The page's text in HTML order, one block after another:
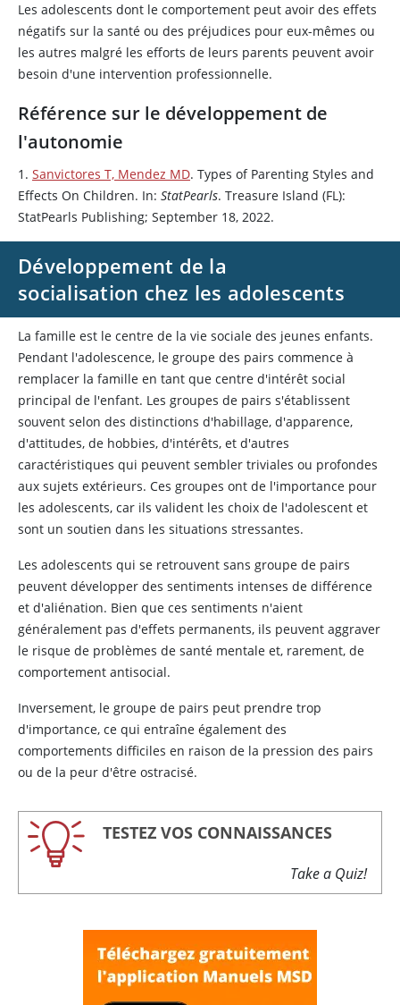
Les adolescents dont le comportement peut avoir des effets
négatifs sur la santé ou des préjudices pour eux-mêmes ou
les autres malgré les efforts de leurs parents peuvent avoir
besoin d'une intervention professionnelle.
Référence sur le développement de
l'autonomie
1. Sanvictores T, Mendez MD. Types of Parenting Styles and
Effects On Children. In: StatPearls. Treasure Island (FL):
StatPearls Publishing; September 18, 2022.
Développement de la
socialisation chez les adolescents
La famille est le centre de la vie sociale des jeunes enfants.
Pendant l'adolescence, le groupe des pairs commence à
remplacer la famille en tant que centre d'intérêt social
principal de l'enfant. Les groupes de pairs s'établissent
souvent selon des distinctions d'habillage, d'apparence,
d'attitudes, de hobbies, d'intérêts, et d'autres
caractéristiques qui peuvent sembler triviales ou profondes
aux sujets extérieurs. Ces groupes ont de l'importance pour
les adolescents, car ils valident les choix de l'adolescent et
sont un soutien dans les situations stressantes.
Les adolescents qui se retrouvent sans groupe de pairs
peuvent développer des sentiments intenses de différence
et d'aliénation. Bien que ces sentiments n'aient
généralement pas d'effets permanents, ils peuvent aggraver
le risque de problèmes de santé mentale et, rarement, de
comportement antisocial.
Inversement, le groupe de pairs peut prendre trop
d'importance, ce qui entraîne également des
comportements difficiles en raison de la pression des pairs
ou de la peur d'être ostracisé.
TESTEZ VOS CONNAISSANCES
Take a Quiz!